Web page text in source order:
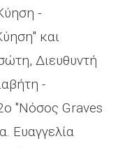
-
και
Διευθυντή
-
"Νόσος Graves
Ευαγγελία